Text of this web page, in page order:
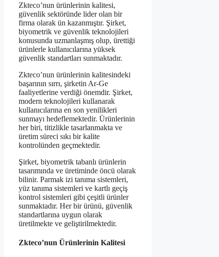
Zkteco’nun ürünlerinin kalitesi,
güvenlik sektöründe lider olan bir
firma olarak ün kazanmıştır. Şirket,
biyometrik ve güvenlik teknolojileri
konusunda uzmanlaşmış olup, ürettiği
ürünlerle kullanıcılarına yüksek
güvenlik standartları sunmaktadır.
Zkteco’nun ürünlerinin kalitesindeki
başarının sırrı, şirketin Ar-Ge
faaliyetlerine verdiği önemdir. Şirket,
modern teknolojileri kullanarak
kullanıcılarına en son yenilikleri
sunmayı hedeflemektedir. Ürünlerinin
her biri, titizlikle tasarlanmakta ve
üretim süreci sıkı bir kalite
kontrolünden geçmektedir.
Şirket, biyometrik tabanlı ürünlerin
tasarımında ve üretiminde öncü olarak
bilinir. Parmak izi tanıma sistemleri,
yüz tanıma sistemleri ve kartlı geçiş
kontrol sistemleri gibi çeşitli ürünler
sunmaktadır. Her bir ürünü, güvenlik
standartlarına uygun olarak
üretilmekte ve geliştirilmektedir.
Zkteco’nun Ürünlerinin Kalitesi